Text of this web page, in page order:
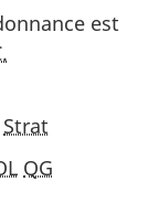
est
Strat
QG